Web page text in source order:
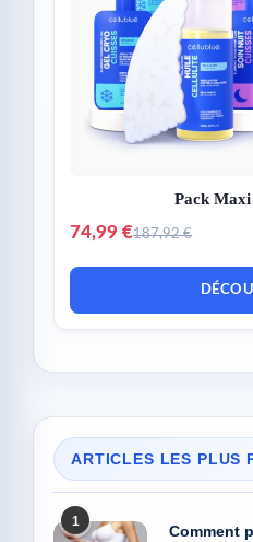
Pack
74,99 €187,92 €
ARTICLES LES PLUS
1
Comment